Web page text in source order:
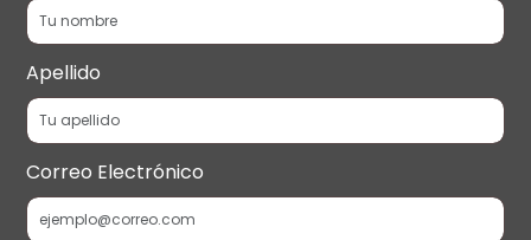
Apellido
Correo Electrónico